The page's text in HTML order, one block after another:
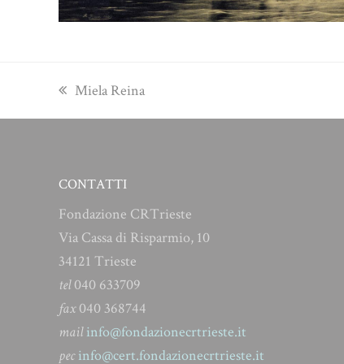
previous
Miela Reina
CONTATTI
Fondazione CRTrieste
Via Cassa di Risparmio, 10
34121 Trieste
tel040 633709
fax040 368744
mail info@fondazionecrtrieste.it
pec info@cert.fondazionecrtrieste.it